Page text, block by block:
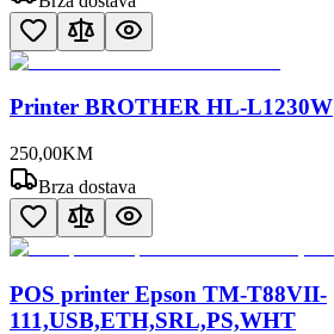
Printer BROTHER HL-L1230W
250,00KM
Brza dostava
POS printer Epson TM-T88VII-
111,USB,ETH,SRL,PS,WHT